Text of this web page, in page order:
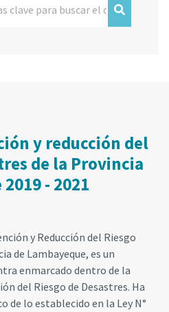
y reducción del
de la Provincia
- 2021
y Reducción del Riesgo
de Lambayeque, es un
enmarcado dentro de la
del Riesgo de Desastres. Ha
de lo establecido en la Ley N°